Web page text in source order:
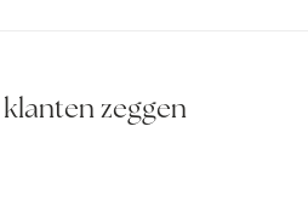
zeggen